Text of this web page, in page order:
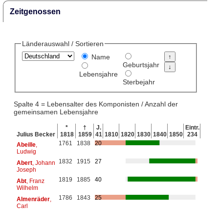
Zeitgenossen
Länderauswahl / Sortieren
Name
Lebensjahre
Geburtsjahr
Sterbejahr
Spalte 4 = Lebensalter des Komponisten / Anzahl der
gemeinsamen Lebensjahre
Julius Becker
*
1818
†
1859
J.
41 1810 1820 1830 1840 1850
Eintr.
234
Abeille,
Ludwig
1761 1838 20
Abert, Johann
Joseph
1832 1915 27
Abt, Franz
Wilhelm
1819 1885 40
Almenräder,
Carl
1786 1843 25